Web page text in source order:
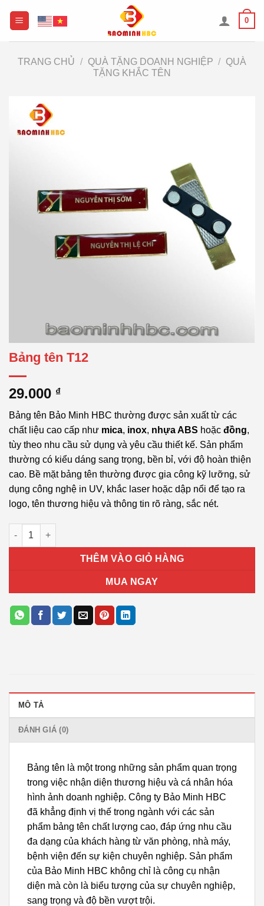
0
TRANG CHỦ / QUÀ TẶNG DOANH NGHIỆP / QUÀ
TẶNG KHẮC TÊN
Bảng tên T12
29.000 ₫
Bảng tên Bảo Minh HBC thường được sản xuất từ các
chất liệu cao cấp như mica, inox, nhựa ABS hoặc đồng,
tùy theo nhu cầu sử dụng và yêu cầu thiết kế. Sản phẩm
thường có kiểu dáng sang trọng, bền bỉ, với độ hoàn thiện
cao. Bề mặt bảng tên thường được gia công kỹ lưỡng, sử
dụng công nghệ in UV, khắc laser hoặc dập nổi để tạo ra
logo, tên thương hiệu và thông tin rõ ràng, sắc nét.
Bảng tên T12 số lượng
THÊM VÀO GIỎ HÀNG
MUA NGAY
MÔ TẢ
ĐÁNH GIÁ (0)
Bảng tên là một trong những sản phẩm quan trọng
trong việc nhận diện thương hiệu và cá nhân hóa
hình ảnh doanh nghiệp. Công ty Bảo Minh HBC
đã khẳng định vị thế trong ngành với các sản
phẩm bảng tên chất lượng cao, đáp ứng nhu cầu
đa dạng của khách hàng từ văn phòng, nhà máy,
bệnh viện đến sự kiện chuyên nghiệp. Sản phẩm
của Bảo Minh HBC không chỉ là công cụ nhận
diện mà còn là biểu tượng của sự chuyên nghiệp,
sang trọng và độ bền vượt trội.